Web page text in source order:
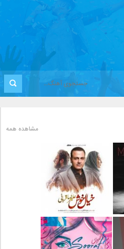
مشاهده همه
دانلود آهنگ جدید علیرضا
قربانی بنام خیال خوش